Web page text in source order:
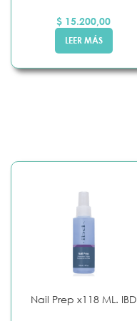
$ 15.200,00
LEER MÁS
Nail Prep x118 ML. IBD